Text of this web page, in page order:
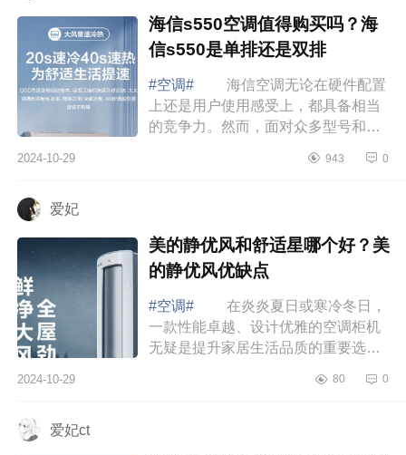
海信s550空调值得购买吗？海
信s550是单排还是双排
#空调#
海信空调无论在硬件配置
上还是用户使用感受上，都具备相当
的竞争力。然而，面对众多型号和功
不免感到难以抉择。下面小编为大家
2024-10-29 943 0
爱妃
美的静优风和舒适星哪个好？美
的静优风优缺点
#空调#
在炎炎夏日或寒冷冬日，
一款性能卓越、设计优雅的空调柜机
无疑是提升家居生活品质的重要选
风和舒适星哪个好？美的静优风优缺
2024-10-29 80 0
爱妃ct